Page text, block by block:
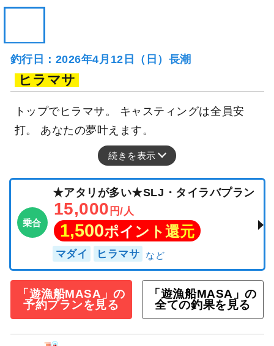
釣行日：2026年4月12日（日）長潮
ヒラマサ
トップでヒラマサ。 キャスティングは全員安
打。 あなたの夢叶えます。
続きを表示
乗合
★アタリが多い★SLJ・タイラバプラン
15,000 円/人
1,500ポイント還元
マダイ ヒラマサ
「遊漁船MASA」の
予約プランを見る
「遊漁船MASA」の
全ての釣果を見る